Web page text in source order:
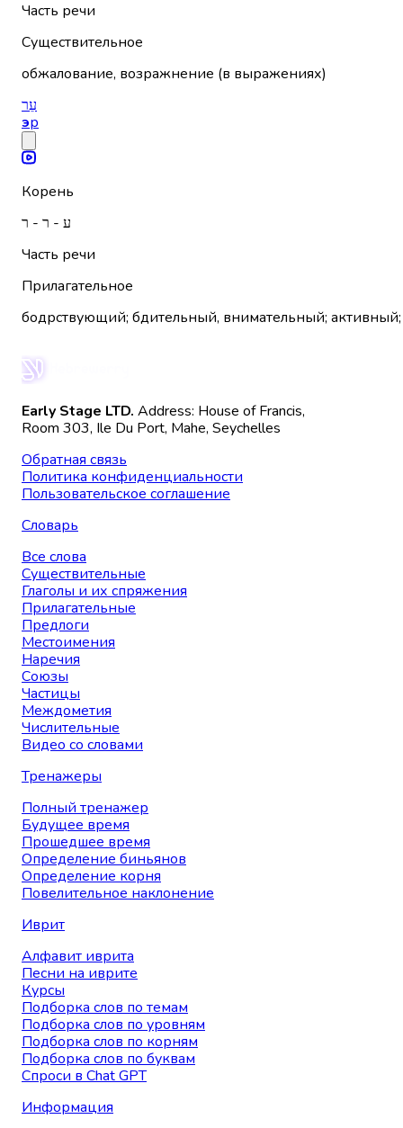
Часть речи
Существительное
обжалование, возражнение (в выражениях)
עֵר
эр
Корень
ע - ר - ר
Часть речи
Прилагательное
Early Stage LTD. Address: House of Francis,
Room 303, Ile Du Port, Mahe, Seychelles
Обратная связь
Политика конфиденциальности
Пользовательское соглашение
Словарь
Все слова
Существительные
Глаголы и их спряжения
Прилагательные
Предлоги
Местоимения
Наречия
Союзы
Частицы
Междометия
Числительные
Видео со словами
Тренажеры
Полный тренажер
Будущее время
Прошедшее время
Определение биньянов
Определение корня
Повелительное наклонение
Иврит
Алфавит иврита
Песни на иврите
Курсы
Подборка слов по темам
Подборка слов по уровням
Подборка слов по корням
Подборка слов по буквам
Спроси в Chat GPT
Информация